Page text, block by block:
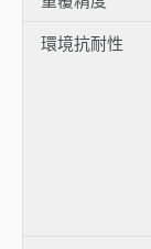
環境抗耐性